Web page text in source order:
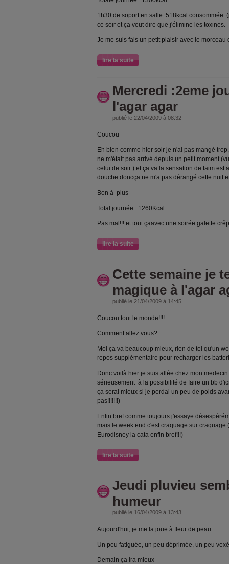
1h30 de soport en salle: 518kcal consommée.
ce soir et ça veut dire que j'élimine les toxines.
Je me suis fais un petit plaisir avec le morceau
lire la suite
Mercredi :2eme
l'agar agar
publié le 22/04/2009 à 08:32
Coucou
Eh bien comme hier soir je n'ai pas mangé
ne m'était pas arrivé depuis un petit moment
celui de soir ) et ça va la sensation de faim est
douche doncça ne m'a pas dérangé cette nuit
Bon à plus
Total journée : 1260Kcal
Pas mal!!! et tout çaavec une soirée galette
lire la suite
Cette semaine je
magique à l'agar
publié le 21/04/2009 à 14:45
Coucou tout le monde!!!!
Comment allez vous?
Moi ça va beaucoup mieux, rien de tel qu'un
repos supplémentaire pour recharger les
Donc voilà hier je suis allée chez mon
sérieusement à la possibilité de faire un bb
ça serai mieux si je perdai un peu de poids
pas!!!!!!!)
Enfin bref comme toujours j'essaye
mais le week end c'est craquage sur craquage
Eurodisney la cata enfin bref!!!)
lire la suite
Jeudi pluvieu
humeur
publié le 16/04/2009 à 13:43
Aujourd'hui, je me la joue à fleur de peau.
Un peu fatiguée, un peu déprimée, un peu
Demain ça ira mieux